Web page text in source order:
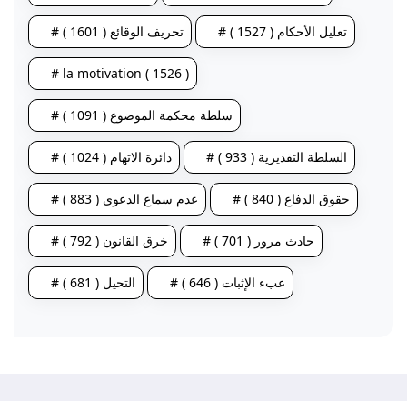
# تحريف الوقائع ( 1601 ) # تعليل الأحكام ( 1527 )
# la motivation ( 1526 )
# سلطة محكمة الموضوع ( 1091 )
# دائرة الاتهام ( 1024 ) # السلطة التقديرية ( 933 )
# عدم سماع الدعوى ( 883 ) # حقوق الدفاع ( 840 )
# خرق القانون ( 792 ) # حادث مرور ( 701 )
# التحيل ( 681 ) # عبء الإثبات ( 646 )